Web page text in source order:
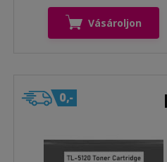
Vásároljon